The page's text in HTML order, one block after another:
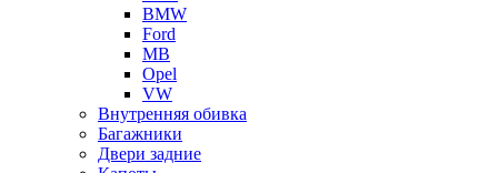
BMW
Ford
MB
Opel
VW
Внутренняя обивка
Багажники
Двери задние